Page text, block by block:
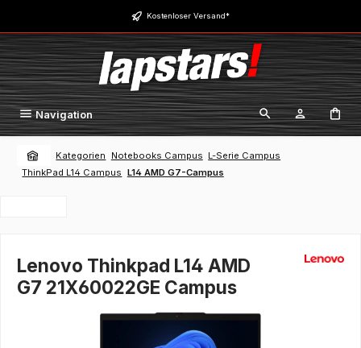
Zum Hauptinhalt springen Kostenloser Versand*
Navigation
Kategorien Notebooks Campus L-Serie Campus
ThinkPad L14 Campus L14 AMD G7-Campus
Lenovo Thinkpad L14 AMD
G7 21X60022GE Campus
Bildergalerie überspringen